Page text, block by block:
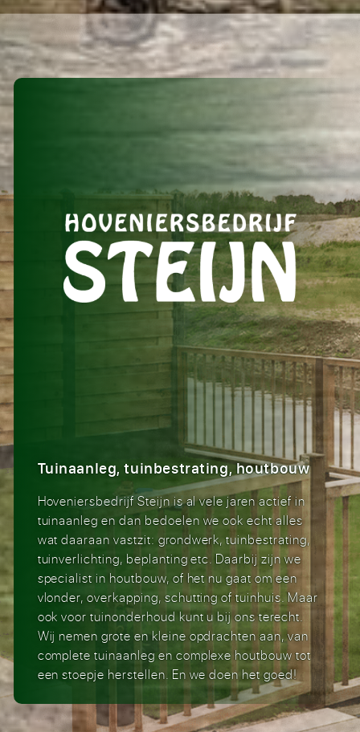
Tuinaanleg, tuinbestrating, houtbouw
Hoveniersbedrijf Steijn is al vele jaren actief in
tuinaanleg en dan bedoelen we ook echt alles
wat daaraan vastzit: grondwerk, tuinbestrating,
tuinverlichting, beplanting etc. Daarbij zijn we
specialist in houtbouw, of het nu gaat om een
vlonder, overkapping, schutting of tuinhuis. Maar
ook voor tuinonderhoud kunt u bij ons terecht.
Wij nemen grote en kleine opdrachten aan, van
complete tuinaanleg en complexe houtbouw tot
een stoepje herstellen. En we doen het goed!